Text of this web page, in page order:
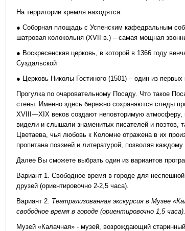
На территории кремля находятся:
● Соборная площадь с Успенским кафедральным
шатровая колокольня (XVII в.) – самая мощная
● Воскресенская церковь, в которой в 1366 году
Суздальской
● Церковь Николы Гостиного (1501) – один из
Прогулка по очаровательному Посаду. Что такое
стены. Именно здесь бережно сохраняются следы
XVIII—XIX веков создают неповторимую атмосферу,
видели и слышали знаменитых писателей и поэтов,
Цветаева, чья любовь к Коломне отражена в их
пропитана поэзией и литературой, позволяя
Далее Вы сможете выбрать один из вариантов
Вариант 1. Свободное время в городе для
друзей (ориентировочно 2-2,5 часа).
Вариант 2. Театрализованная экскурсия в Музее
свободное время в городе (ориентировочно 1,5 часа).
Музей «Калачная» - музей, возрождающий